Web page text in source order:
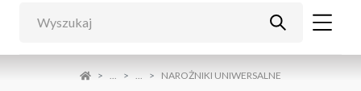
... ...
NAROŻNIKI UNIWERSALNE